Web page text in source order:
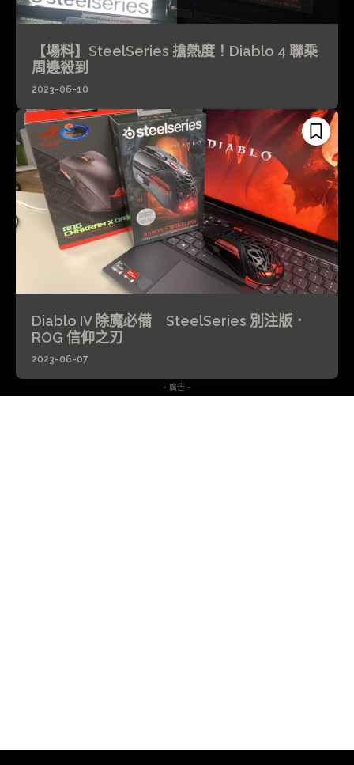
【場料】SteelSeries 搶熱度！Diablo 4 聯乘
周邊殺到
2023-06-10
Diablo IV 除魔必備 SteelSeries 別注版．
ROG 信仰之刃
2023-06-07
- 廣告 -